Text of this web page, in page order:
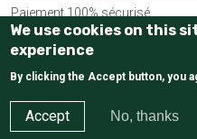
Paiement 100% sécurisé
E-Commerce
We use cookies on this
experience
By clicking the Accept button, you
Accept No, thanks